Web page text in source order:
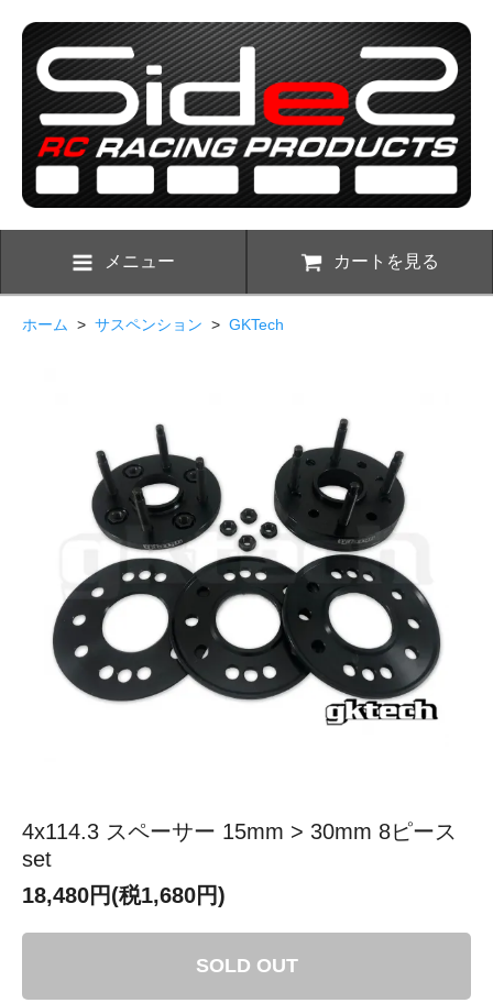
メニュー カートを見る
ホーム > サスペンション > GKTech
4x114.3 スペーサー 15mm > 30mm 8ピース
set
18,480円(税1,680円)
SOLD OUT